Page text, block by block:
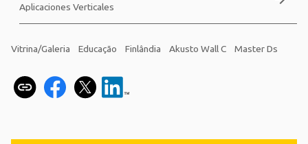
Aplicaciones Verticales
Vitrina/Galeria Educação Finlândia Akusto Wall C Master Ds